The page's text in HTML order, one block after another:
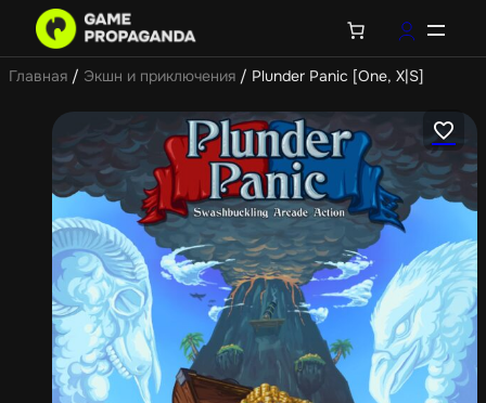
Главная / Экшн и приключения / Plunder Panic [One, X|S]